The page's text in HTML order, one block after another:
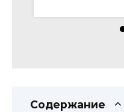
Содержание